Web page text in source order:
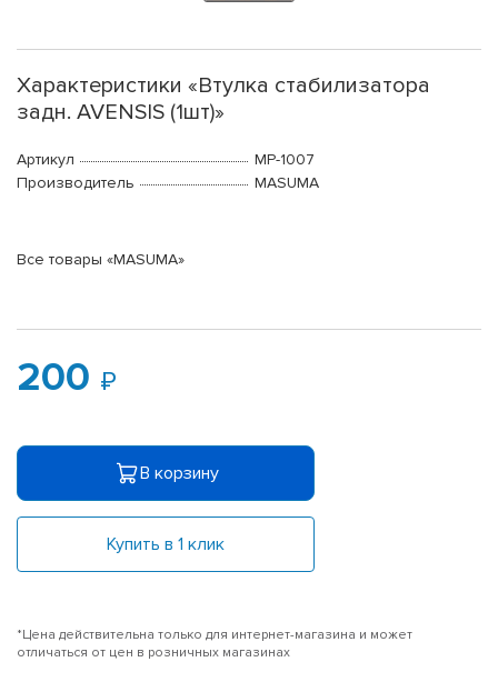
Характеристики «Втулка стабилизатора
задн. AVENSIS (1шт)»
Артикул
MP-1007
Производитель
MASUMA
Все товары «MASUMA»
200
В корзину
Купить в 1 клик
*Цена действительна только для интернет-магазина и может
отличаться от цен в розничных магазинах